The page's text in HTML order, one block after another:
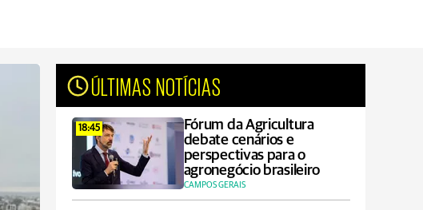
ÚLTIMAS NOTÍCIAS
18:45
Fórum da Agricultura
debate cenários e
perspectivas para o
agronegócio brasileiro
CAMPOS GERAIS